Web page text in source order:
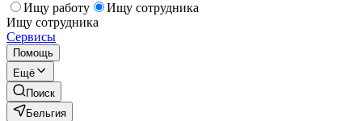
Ищу работу
Ищу сотрудника
Ищу сотрудника
Сервисы
Помощь
Ещё
Поиск
Бельгия